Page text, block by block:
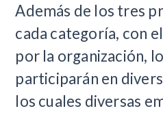
Además de los tres
cada categoría, con
por la organización,
participarán en
los cuales diversas